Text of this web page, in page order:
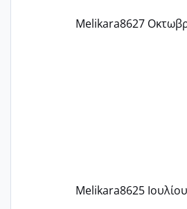
Melikara8627
Melikara8625 Ιουλίου